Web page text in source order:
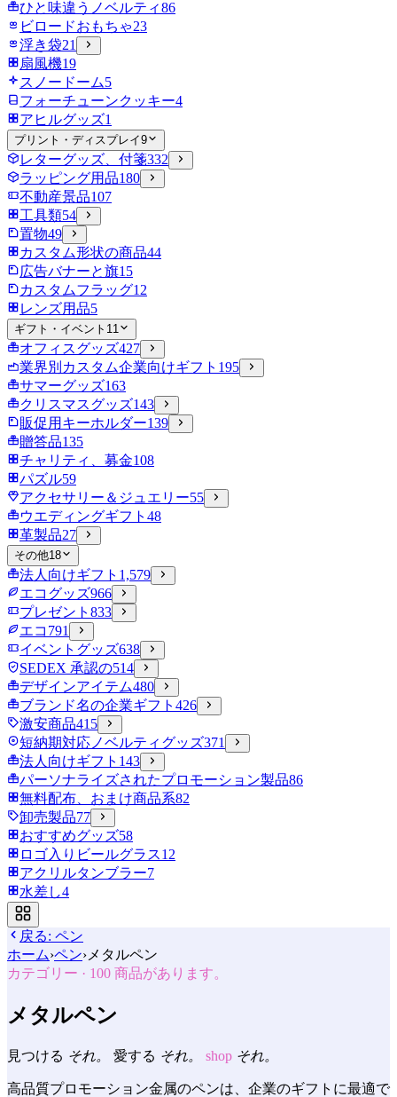
ひと味違うノベルティ86
ビロードおもちゃ23
浮き袋21
扇風機19
スノードーム5
フォーチューンクッキー4
アヒルグッズ1
プリント・ディスプレイ9
レターグッズ、付箋332
ラッピング用品180
不動産景品107
工具類54
置物49
カスタム形状の商品44
広告バナーと旗15
カスタムフラッグ12
レンズ用品5
ギフト・イベント 11
オフィスグッズ427
業界別カスタム企業向けギフト 195
サマーグッズ163
クリスマスグッズ143
販促用キーホルダー139
贈答品135
チャリティ、募金108
パズル59
アクセサリー＆ジュエリー55
ウエディングギフト 48
革製品27
その他18
法人向けギフト 1,579
エコグッズ966
プレゼント 833
エコ 791
イベントグッズ638
SEDEX 承認の514
デザインアイテム480
ブランド名の企業ギフト 426
激安商品415
短納期対応ノベルティグッズ371
法人向けギフト 143
パーソナライズされたプロモーション製品86
無料配布、おまけ商品系82
卸売製品77
おすすめグッズ58
ロゴ入りビールグラス12
アクリルタンブラー7
水差し4
戻る: ペン
ホーム›ペン› メタルペン
カテゴリー · 100 商品があります。
メタルペン
見つける それ。 愛する それ。 shop それ。
高品質プロモーション金属のペンは、企業のギフトに最適で